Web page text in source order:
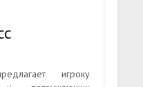
игроку